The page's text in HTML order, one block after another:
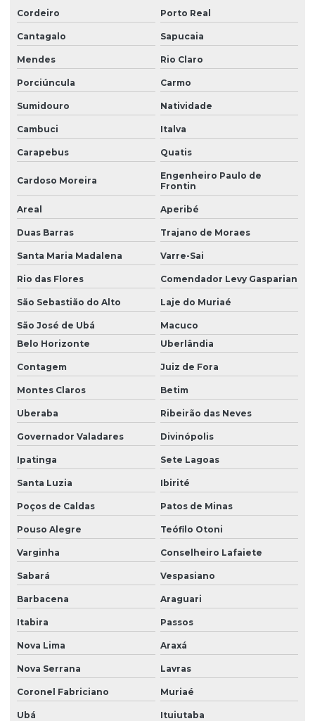
Filtro com retrolavagem
Filtro de sólidos para residência
Filtro para tratamento de água
Filtro para tratamento de água contaminada por nitrato
Filtro para tratamento de água com ferro e manganês
Filtro para tratamento de ferro e manganês
Filtro de turbidez para indústria
Filtros de água para remoção de turbidez
Filtros desferrizadores
Fornecedor de filtro abrandador
Fornecedor de filtro abrandador industrial
Fornecedor de filtro para poço artesiano
Fornecedor de osmose reversa
Instalação de filtro abrandador
Limpeza química com osmose reversa
Loja de filtro poço artesiano
Melhor filtro para água de poço
Onde comprar filtro abrandador
Onde comprar filtro para ferro e manganês
Orçamento de filtro para água com ferro
Orçamento de sistema abrandador
Orçamento de sistema de filtragem automático
Osmose reversa
Osmose reversa para água contaminada
Cordeiro Porto Real
Cantagalo Sapucaia
Mendes Rio Claro
Porciúncula Carmo
Sumidouro Natividade
Cambuci Italva
Carapebus Quatis
Cardoso Moreira
Engenheiro Paulo de
Frontin
Areal Aperibé
Duas Barras Trajano de Moraes
Santa Maria Madalena Varre-Sai
Rio das Flores Comendador Levy Gasparian
São Sebastião do Alto Laje do Muriaé
São José de Ubá
Macuco
Belo Horizonte
Uberlândia
Contagem Juiz de Fora
Montes Claros Betim
Uberaba Ribeirão das Neves
Governador Valadares Divinópolis
Ipatinga Sete Lagoas
Santa Luzia Ibirité
Poços de Caldas Patos de Minas
Pouso Alegre Teófilo Otoni
Varginha Conselheiro Lafaiete
Sabará Vespasiano
Barbacena Araguari
Itabira Passos
Nova Lima Araxá
Nova Serrana Lavras
Coronel Fabriciano Muriaé
Ubá Ituiutaba